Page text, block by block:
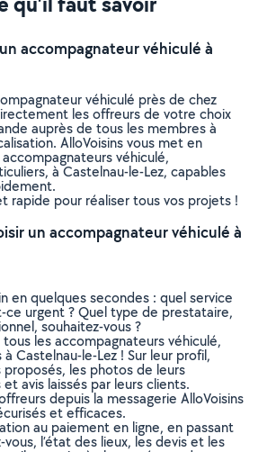
accompagnateur véhiculé à
véhiculé près de chez
les offreurs de votre choix
auprès de tous les membres à
AlloVoisins vous met en
véhiculé,
à Castelnau-le-Lez, capables
rapide pour réaliser tous vos projets !
un accompagnateur véhiculé à
en quelques secondes : quel service
ce urgent ? Quel type de prestataire,
souhaitez-vous ?
les accompagnateurs véhiculé,
Castelnau-le-Lez ! Sur leur profil,
proposés, les photos de leurs
avis laissés par leurs clients.
depuis la messagerie AlloVoisins
et efficaces.
au paiement en ligne, en passant
l’état des lieux, les devis et les